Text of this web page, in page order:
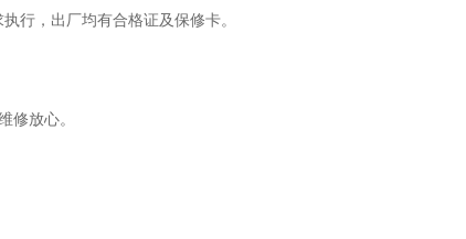
行，出厂均有合格证及保修卡。
修放心。